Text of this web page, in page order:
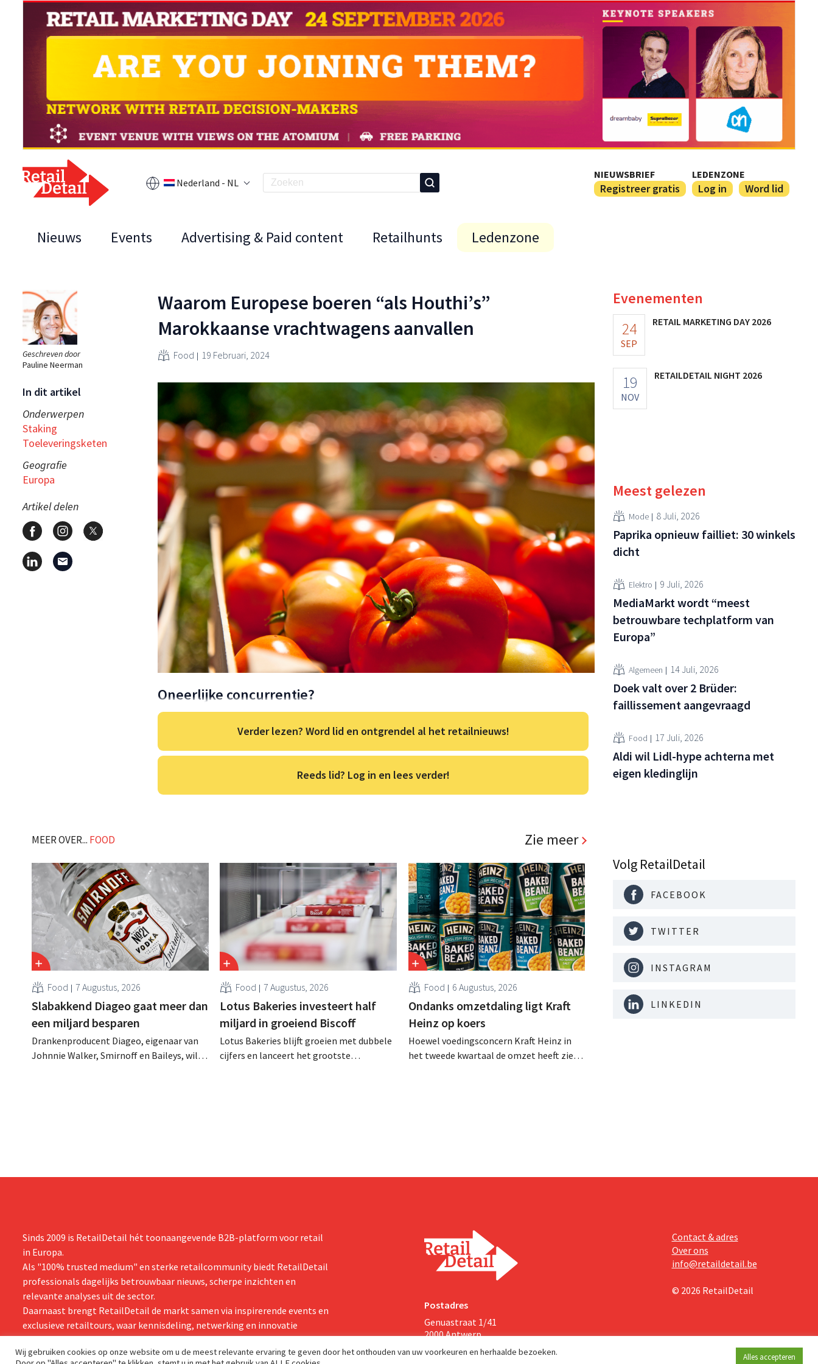
Nederland - NL
NIEUWSBRIEF
Registreer gratis
LEDENZONE
Log in Word lid
Nieuws Events Advertising & Paid content Retailhunts Ledenzone
Geschreven door
Pauline Neerman
In dit artikel
Onderwerpen
Staking
Toeleveringsketen
Geografie
Europa
Artikel delen
Waarom Europese boeren “als Houthi’s”
Marokkaanse vrachtwagens aanvallen
Food 19 Februari, 2024
Oneerlijke concurrentie?
Verder lezen? Word lid en ontgrendel al het retailnieuws!
Reeds lid? Log in en lees verder!
MEER OVER... FOOD Zie meer
Food 7 Augustus, 2026
Slabakkend Diageo gaat meer dan
een miljard besparen
Drankenproducent Diageo, eigenaar van
Johnnie Walker, Smirnoff en Baileys, wil
Food 7 Augustus, 2026
Lotus Bakeries investeert half
miljard in groeiend Biscoff
Lotus Bakeries blijft groeien met dubbele
cijfers en lanceert het grootste
Food 6 Augustus, 2026
Ondanks omzetdaling ligt Kraft
Heinz op koers
Hoewel voedingsconcern Kraft Heinz in
het tweede kwartaal de omzet heeft zien
Evenementen
24
SEP
RETAIL MARKETING DAY 2026
19
NOV
RETAILDETAIL NIGHT 2026
Meest gelezen
Mode 8 Juli, 2026
Paprika opnieuw failliet: 30 winkels
dicht
Elektro 9 Juli, 2026
MediaMarkt wordt “meest
betrouwbare techplatform van
Europa”
Algemeen 14 Juli, 2026
Doek valt over 2 Brüder:
faillissement aangevraagd
Food 17 Juli, 2026
Aldi wil Lidl-hype achterna met
eigen kledinglijn
Volg RetailDetail
FACEBOOK
TWITTER
INSTAGRAM
LINKEDIN
Sinds 2009 is RetailDetail hét toonaangevende B2B-platform voor retail
in Europa.
Als "100% trusted medium" en sterke retailcommunity biedt RetailDetail
professionals dagelijks betrouwbaar nieuws, scherpe inzichten en
relevante analyses uit de sector.
Daarnaast brengt RetailDetail de markt samen via inspirerende events en
exclusieve retailtours, waar kennisdeling, netwerking en innovatie
centraal staan.
Postadres
Genuastraat 1/41
2000 Antwerp
Contact & adres
Over ons
info@retaildetail.be
© 2026 RetailDetail
Wij gebruiken cookies op onze website om u de meest relevante ervaring te geven door het onthouden van uw voorkeuren en herhaalde bezoeken.
Alles accepteren